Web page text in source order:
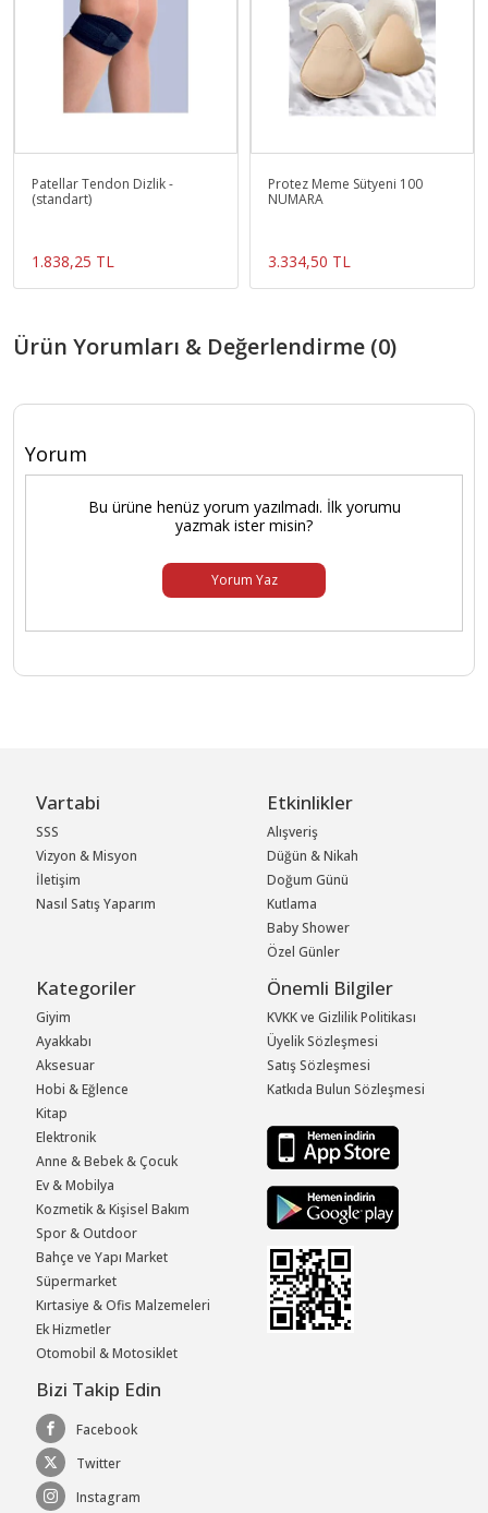
Patellar Tendon Dizlik -
(standart)
1.838,25 TL
Protez Meme Sütyeni 100
NUMARA
3.334,50 TL
Ürün Yorumları & Değerlendirme (0)
Yorum
Bu ürüne henüz yorum yazılmadı. İlk yorumu
yazmak ister misin?
Yorum Yaz
Vartabi
SSS
Vizyon & Misyon
İletişim
Nasıl Satış Yaparım
Etkinlikler
Alışveriş
Düğün & Nikah
Doğum Günü
Kutlama
Baby Shower
Özel Günler
Kategoriler
Giyim
Ayakkabı
Aksesuar
Hobi & Eğlence
Kitap
Elektronik
Anne & Bebek & Çocuk
Ev & Mobilya
Kozmetik & Kişisel Bakım
Spor & Outdoor
Bahçe ve Yapı Market
Süpermarket
Kırtasiye & Ofis Malzemeleri
Ek Hizmetler
Otomobil & Motosiklet
Önemli Bilgiler
KVKK ve Gizlilik Politikası
Üyelik Sözleşmesi
Satış Sözleşmesi
Katkıda Bulun Sözleşmesi
Bizi Takip Edin
Facebook
Twitter
Instagram